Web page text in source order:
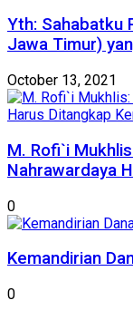
Yth: Sahabatku
Jawa Timur)
October 13, 2021
M. Rofi`i
Nahrawardaya
0
Kemandirian
0